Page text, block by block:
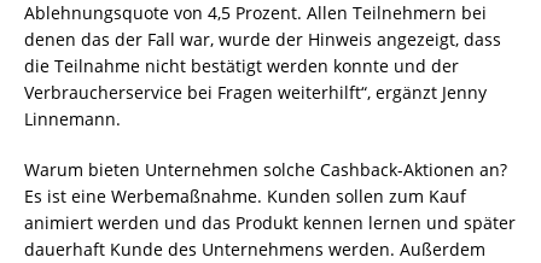
Ablehnungsquote von 4,5 Prozent. Allen Teilnehmern bei
denen das der Fall war, wurde der Hinweis angezeigt, dass
die Teilnahme nicht bestätigt werden konnte und der
Verbraucherservice bei Fragen weiterhilft“, ergänzt Jenny
Linnemann.
Warum bieten Unternehmen solche Cashback-Aktionen an?
Es ist eine Werbemaßnahme. Kunden sollen zum Kauf
animiert werden und das Produkt kennen lernen und später
dauerhaft Kunde des Unternehmens werden. Außerdem